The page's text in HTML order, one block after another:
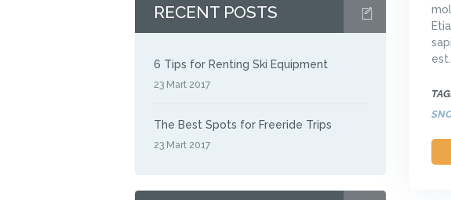
est.
RECENT POSTS
6 Tips for Renting Ski Equipment
23 Mart 2017
The Best Spots for Freeride Trips
23 Mart 2017